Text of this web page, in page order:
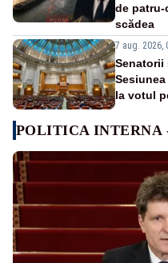
de
scădea
7 aug. 2026,
Senatorii
la votul
POLITICA INTERNA